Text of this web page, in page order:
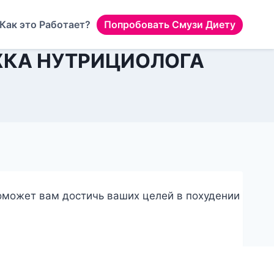
Как это Работает? Попробовать Смузи Диету
НУТРИЦИОЛОГА
вам достичь ваших целей в похудении